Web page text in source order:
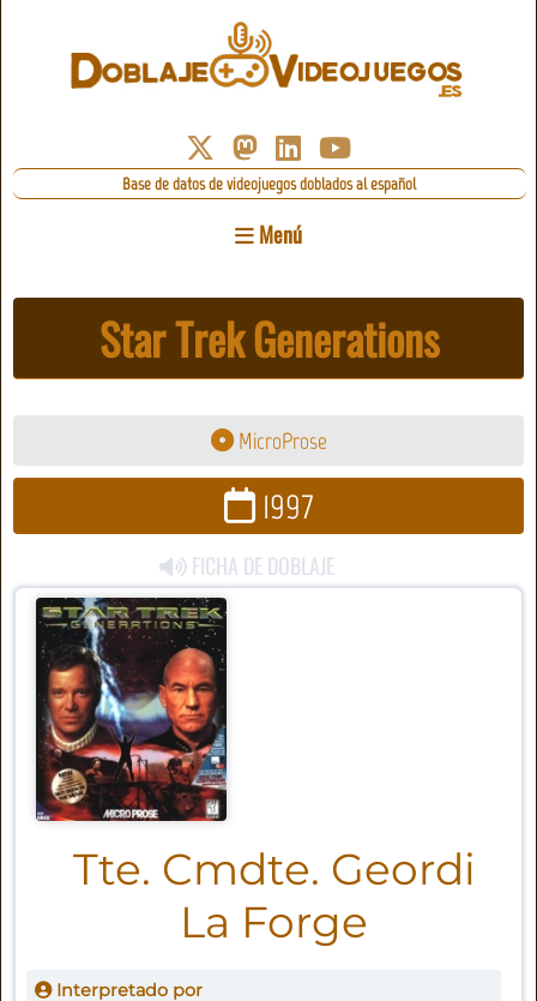
Base de datos de videojuegos doblados al español
Menú
Star Trek Generations
MicroProse
1997
FICHA DE DOBLAJE
Tte. Cmdte. Geordi
La Forge
Interpretado por